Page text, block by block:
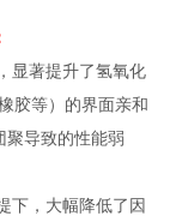
显著提升了氢氧化
胶等）的界面亲和
聚导致的性能弱
下，大幅降低了因